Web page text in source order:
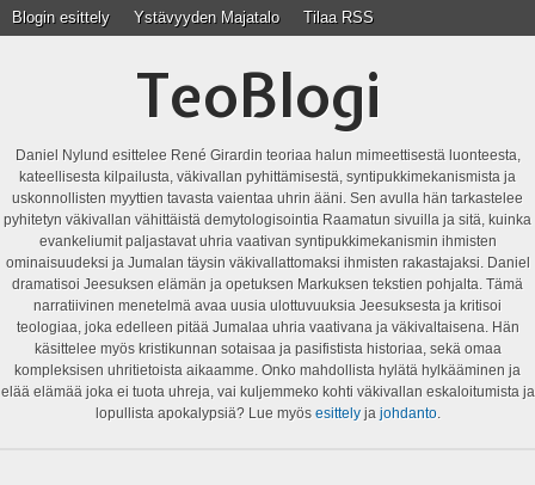
Blogin esittely Ystävyyden Majatalo Tilaa RSS
TeoBlogi
Daniel Nylund esittelee René Girardin teoriaa halun mimeettisestä luonteesta,
kateellisesta kilpailusta, väkivallan pyhittämisestä, syntipukkimekanismista ja
uskonnollisten myyttien tavasta vaientaa uhrin ääni. Sen avulla hän tarkastelee
pyhitetyn väkivallan vähittäistä demytologisointia Raamatun sivuilla ja sitä, kuinka
evankeliumit paljastavat uhria vaativan syntipukkimekanismin ihmisten
ominaisuudeksi ja Jumalan täysin väkivallattomaksi ihmisten rakastajaksi. Daniel
dramatisoi Jeesuksen elämän ja opetuksen Markuksen tekstien pohjalta. Tämä
narratiivinen menetelmä avaa uusia ulottuvuuksia Jeesuksesta ja kritisoi
teologiaa, joka edelleen pitää Jumalaa uhria vaativana ja väkivaltaisena. Hän
käsittelee myös kristikunnan sotaisaa ja pasifistista historiaa, sekä omaa
kompleksisen uhritietoista aikaamme. Onko mahdollista hylätä hylkääminen ja
elää elämää joka ei tuota uhreja, vai kuljemmeko kohti väkivallan eskaloitumista ja
lopullista apokalypsiä? Lue myös esittelyja johdanto.